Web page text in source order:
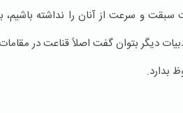
و سرعت از آنان را نداشته باشیم،
ادبیات دیگر بتوان گفت اصلاً قناعت در
بدارد.